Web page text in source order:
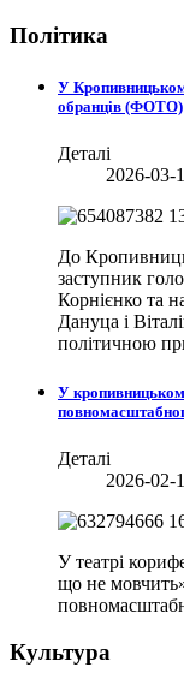
Політика
У
обранців (ФОТО)
Деталі
2026-03-
До
заступник
Корнієнко та
Дануца і
політичною
У
Деталі
2026-02-
У театрі
що не
Культура